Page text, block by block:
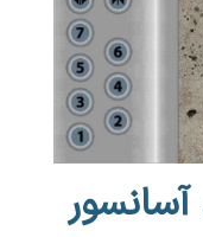
آسانسور